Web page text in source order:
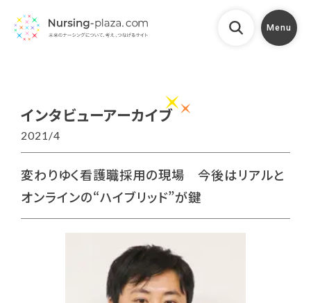
Menu
インタビューアーカイブ
2021/4
変わりゆく看護職採用の現場 今後はリアルと
オンラインの“ハイブリッド”が鍵